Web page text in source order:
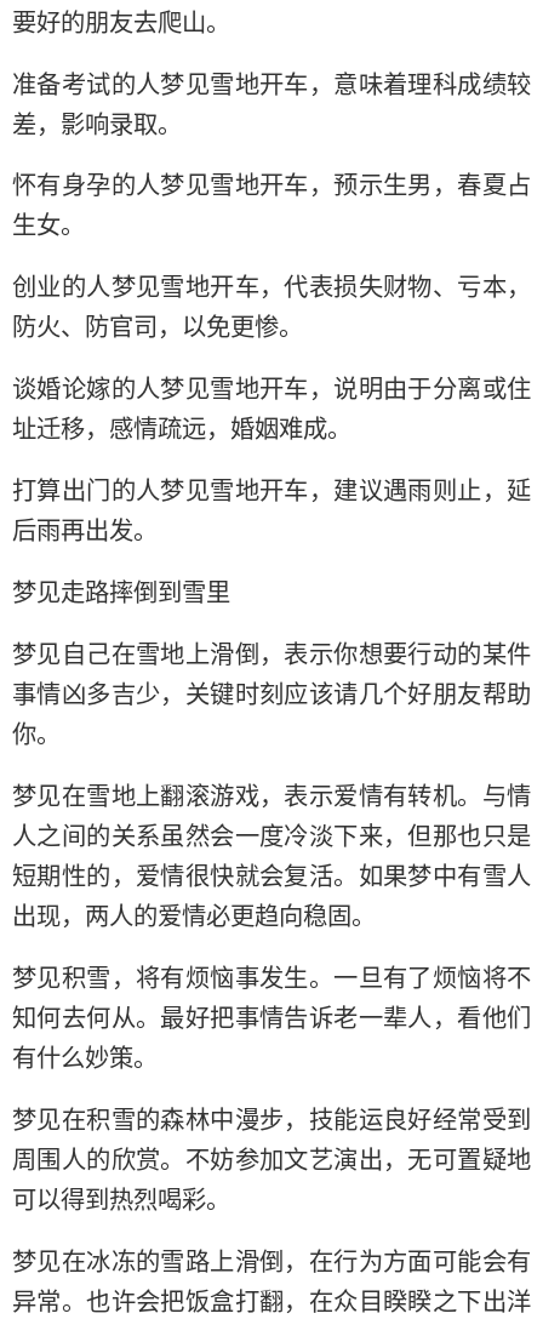
要好的朋友去爬山。
准备考试的人梦见雪地开车，意味着理科成绩较
差，影响录取。
怀有身孕的人梦见雪地开车，预示生男，春夏占
生女。
创业的人梦见雪地开车，代表损失财物、亏本，
防火、防官司，以免更惨。
谈婚论嫁的人梦见雪地开车，说明由于分离或住
址迁移，感情疏远，婚姻难成。
打算出门的人梦见雪地开车，建议遇雨则止，延
后雨再出发。
梦见走路摔倒到雪里
梦见自己在雪地上滑倒，表示你想要行动的某件
事情凶多吉少，关键时刻应该请几个好朋友帮助
你。
梦见在雪地上翻滚游戏，表示爱情有转机。与情
人之间的关系虽然会一度冷淡下来，但那也只是
短期性的，爱情很快就会复活。如果梦中有雪人
出现，两人的爱情必更趋向稳固。
梦见积雪，将有烦恼事发生。一旦有了烦恼将不
知何去何从。最好把事情告诉老一辈人，看他们
有什么妙策。
梦见在积雪的森林中漫步，技能运良好经常受到
周围人的欣赏。不妨参加文艺演出，无可置疑地
可以得到热烈喝彩。
梦见在冰冻的雪路上滑倒，在行为方面可能会有
异常。也许会把饭盒打翻，在众目睽睽之下出洋